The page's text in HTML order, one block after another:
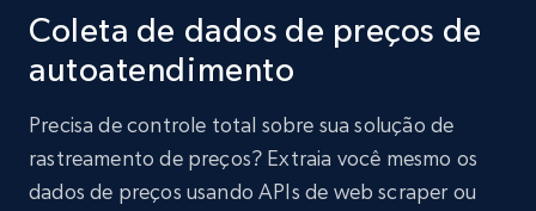
Coleta de dados de preços de
autoatendimento
Precisa de controle total sobre sua solução de
rastreamento de preços? Extraia você mesmo os
dados de preços usando APIs de web scraper ou